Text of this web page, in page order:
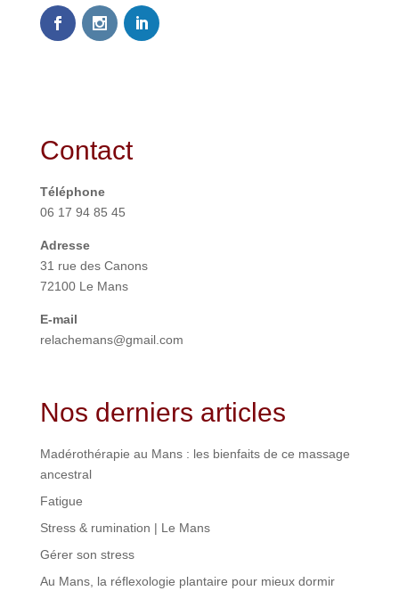
Contact
Téléphone
06 17 94 85 45
Adresse
31 rue des Canons
72100 Le Mans
E-mail
relachemans@gmail.com
Nos derniers articles
Madérothérapie au Mans : les bienfaits de ce massage
ancestral
Fatigue
Stress & rumination | Le Mans
Gérer son stress
Au Mans, la réflexologie plantaire pour mieux dormir